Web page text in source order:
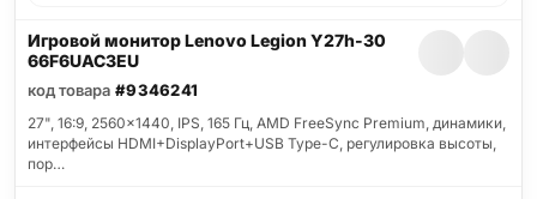
Игровой монитор Lenovo Legion Y27h-30
66F6UAC3EU
код товара #9346241
27", 16:9, 2560x1440, IPS, 165 Гц, AMD FreeSync Premium, динамики,
интерфейсы HDMI+DisplayPort+USB Type-C, регулировка высоты,
пор…